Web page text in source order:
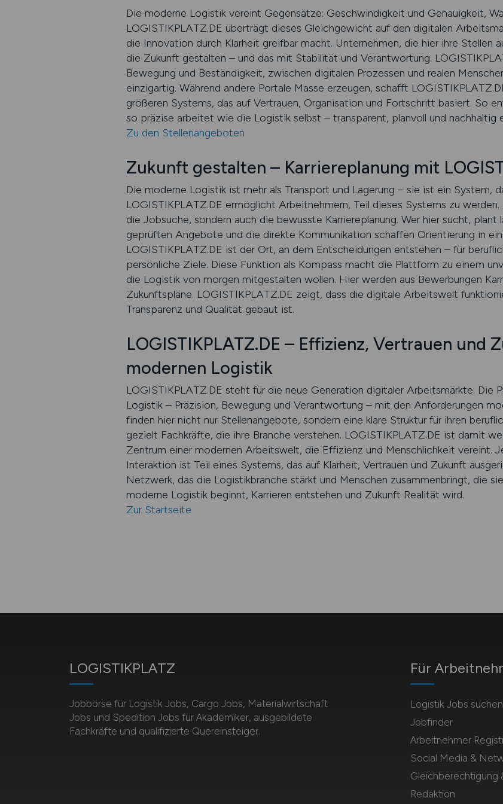
Die moderne Logistik vereint Gegensätze: Geschwindigkeit und Genauigkeit,
LOGISTIKPLATZ.DE überträgt dieses Gleichgewicht auf den digitalen
die Innovation durch Klarheit greifbar macht. Unternehmen, die hier ihre Stellen
die Zukunft gestalten – und das mit Stabilität und Verantwortung.
Bewegung und Beständigkeit, zwischen digitalen Prozessen und realen
einzigartig. Während andere Portale Masse erzeugen, schafft
größeren Systems, das auf Vertrauen, Organisation und Fortschritt basiert. So
so präzise arbeitet wie die Logistik selbst – transparent, planvoll und nachhaltig
Zu den Stellenangeboten
Zukunft gestalten – Karriereplanung mit
Die moderne Logistik ist mehr als Transport und Lagerung – sie ist ein System,
LOGISTIKPLATZ.DE ermöglicht Arbeitnehmern, Teil dieses Systems zu
die Jobsuche, sondern auch die bewusste Karriereplanung. Wer hier sucht, plant
geprüften Angebote und die direkte Kommunikation schaffen Orientierung in
LOGISTIKPLATZ.DE ist der Ort, an dem Entscheidungen entstehen – für
persönliche Ziele. Diese Funktion als Kompass macht die Plattform zu einem
die Logistik von morgen mitgestalten wollen. Hier werden aus Bewerbungen
Zukunftspläne. LOGISTIKPLATZ.DE zeigt, dass die digitale Arbeitswelt
Transparenz und Qualität gebaut ist.
LOGISTIKPLATZ.DE – Effizienz, Vertrauen und
modernen Logistik
LOGISTIKPLATZ.DE steht für die neue Generation digitaler Arbeitsmärkte. Die
Logistik – Präzision, Bewegung und Verantwortung – mit den Anforderungen
finden hier nicht nur Stellenangebote, sondern eine klare Struktur für ihren
gezielt Fachkräfte, die ihre Branche verstehen. LOGISTIKPLATZ.DE ist damit
Zentrum einer modernen Arbeitswelt, die Effizienz und Menschlichkeit vereint.
Interaktion ist Teil eines Systems, das auf Klarheit, Vertrauen und Zukunft
Netzwerk, das die Logistikbranche stärkt und Menschen zusammenbringt, die
moderne Logistik beginnt, Karrieren entstehen und Zukunft Realität wird.
Zur Startseite
LOGISTIKPLATZ
Jobbörse für Logistik Jobs, Cargo Jobs, Materialwirtschaft
Jobs und Spedition Jobs für Akademiker, ausgebildete
Fachkräfte und qualifizierte Quereinsteiger.
Für
Logistik Jobs suchen
Jobfinder
Arbeitnehmer
Social Media &
Gleichberechtigung
Redaktion